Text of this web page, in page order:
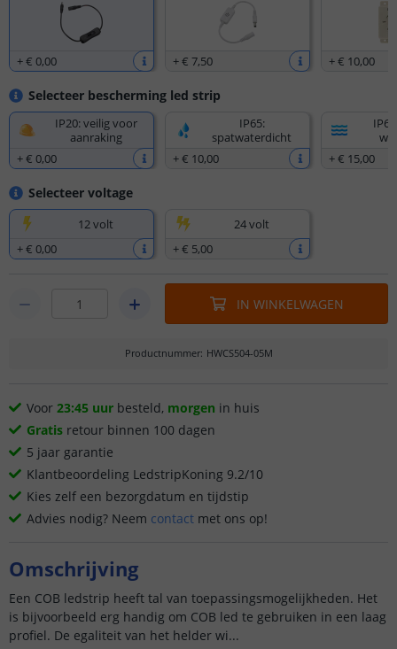
+€ 0,00 +€ 7,50 +€ 10,00
Selecteer bescherming led strip
IP20: veilig voor
aanraking
+€ 0,00
IP65:
spatwaterdicht
+€ 10,00
+€ 15,00
Selecteer voltage
12 volt
+€ 0,00
24 volt
+€ 5,00
IN WINKELWAGEN
Productnummer: HWCS504-05M
Voor 23:45 uur besteld, morgen in huis
Gratis retour binnen 100 dagen
5 jaar garantie
Klantbeoordeling LedstripKoning 9.2/10
Kies zelf een bezorgdatum en tijdstip
Advies nodig? Neem contact met ons op!
Omschrijving
Een COB ledstrip heeft tal van toepassingsmogelijkheden. Het
is bijvoorbeeld erg handig om COB led te gebruiken in een laag
profiel. De egaliteit van het helder wi...